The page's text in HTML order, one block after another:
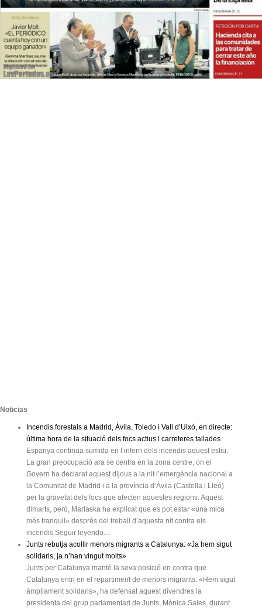
Noticias
Incendis forestals a Madrid, Àvila, Toledo i Vall d’Uixó, en directe:
última hora de la situació dels focs actius i carreteres tallades
Espanya continua sumida en l’infern dels incendis aquest estiu.
La gran preocupació ara se centra en la zona centre, on el
Govern ha declarat aquest dijous a la nit l’emergència nacional a
la Comunitat de Madrid i a la província d’Àvila (Castella i Lleó)
per la gravetat dels focs que afecten aquestes regions. Aquest
dimarts, però, Marlaska ha explicat que es pot estar «una mica
més tranquil» després del treball d’aquesta nit contra els
incendis.Seguir leyendo....
Junts rebutja acollir menors migrants a Catalunya: «Ja hem sigut
solidaris, ja n’han vingut molts»
Junts per Catalunya manté la seva posició en contra que
Catalunya entri en el repartiment de menors migrants. «Hem sigut
àmpliament solidaris», ha defensat aquest divendres la
presidenta del grup parlamentari de Junts, Mònica Sales, durant